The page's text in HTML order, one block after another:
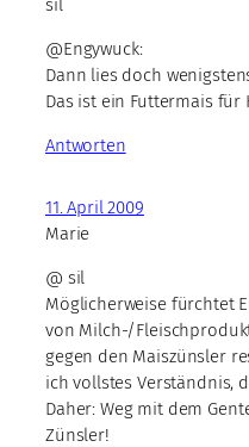
sil
@Engywuck:
Dann lies doch
Das ist ein Futtermais für
Antworten
11. April 2009
Marie
@ sil
Möglicherweise fürchtet
von Milch-/
gegen den Maiszünsler
ich vollstes Verständnis,
Daher: Weg mit dem
Zünsler!